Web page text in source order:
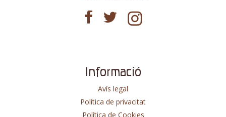
Informació
Avís legal
Política de privacitat
Política de Cookies